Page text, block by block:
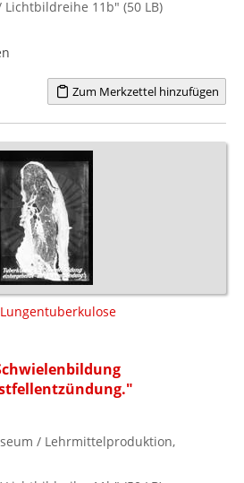
11b" (50 LB)
Zum Merkzettel hinzufügen
Lungentuberkulose
/ Lehrmittelproduktion,